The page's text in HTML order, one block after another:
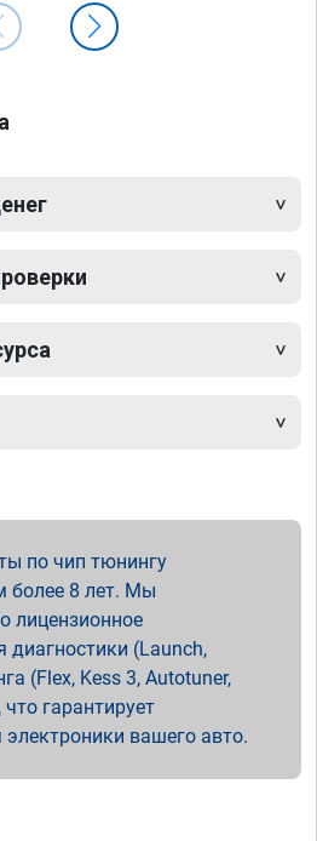
по чип тюнингу
более 8 лет. Мы
лицензионное
диагностики (Launch,
(Flex, Kess 3, Autotuner,
гарантирует
электроники вашего авто.